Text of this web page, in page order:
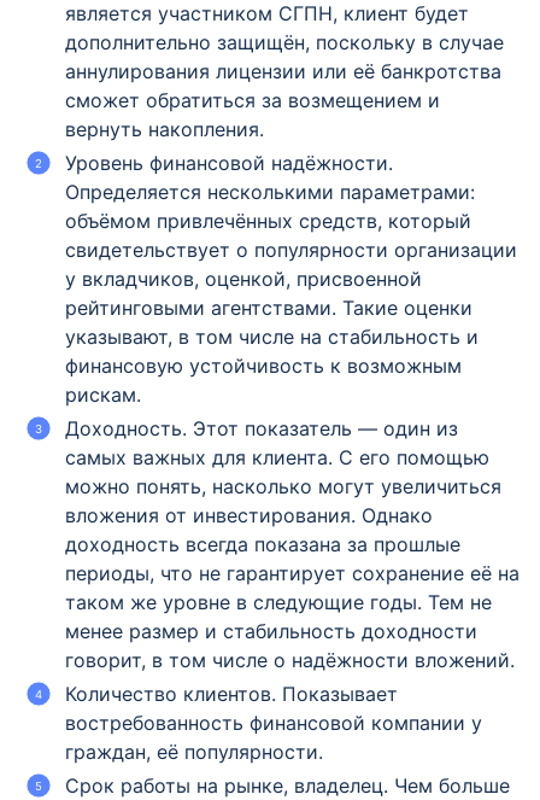
является участником СГПН, клиент будет
дополнительно защищён, поскольку в случае
аннулирования лицензии или её банкротства
сможет обратиться за возмещением и
вернуть накопления.
Уровень финансовой надёжности.
Определяется несколькими параметрами:
объёмом привлечённых средств, который
свидетельствует о популярности организации
у вкладчиков, оценкой, присвоенной
рейтинговыми агентствами. Такие оценки
указывают, в том числе на стабильность и
финансовую устойчивость к возможным
рискам.
Доходность. Этот показатель — один из
самых важных для клиента. С его помощью
можно понять, насколько могут увеличиться
вложения от инвестирования. Однако
доходность всегда показана за прошлые
периоды, что не гарантирует сохранение её на
таком же уровне в следующие годы. Тем не
менее размер и стабильность доходности
говорит, в том числе о надёжности вложений.
Количество клиентов. Показывает
востребованность финансовой компании у
граждан, её популярности.
Срок работы на рынке, владелец. Чем больше